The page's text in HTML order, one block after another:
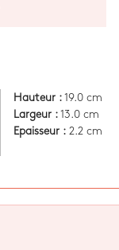
Hauteur :19.0 cm
Largeur :13.0 cm
Epaisseur :2.2 cm